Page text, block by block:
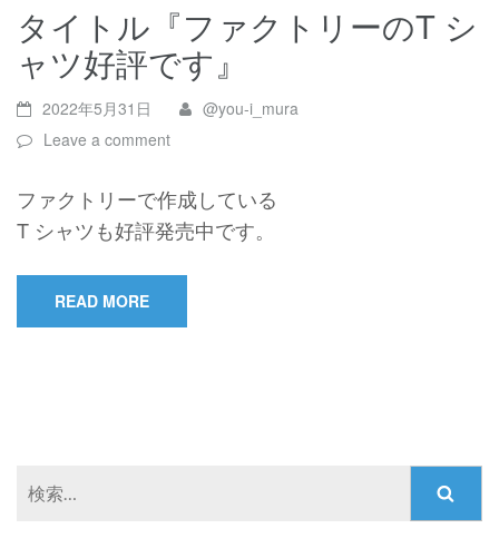
タイトル『ファクトリーのT シ
ャツ好評です』
2022年5月31日
@you-i_mura
Leave a comment
ファクトリーで作成している
T シャツも好評発売中です。
READ MORE